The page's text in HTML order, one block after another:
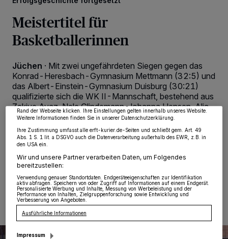
Meistertitel für
Basketballerinnen
Jüchen · Mit zwei ungefährdeten Siegen gegen das
Konrad-Heresbach-Gymnasium Mettmann (32:5) und
das Albert-Einstein-Gymnasium Duisburg (30:21)
qualifizierte sich die WK II-Mannschaft, bestehend aus
Zekiye Ayaz, Nele Glindemann, Johanna Hensen, Alia
Schön, Hazal Sulaksu, Emma von Hagen und Lina
Wermann, für die Landesmeisterschaften am 15.
Februar in Duisburg.
04.02.2022 , 11:41 Uhr Eine Minute Lesezeit
von OK aktivieren Sie Tracking-Technologien für die unter „Wir und unsere
Partner verarbeiten Daten, um Ihnen Dienste bereitzustellen“ aufgeführten
Zwecke. Wenn Tracker deaktiviert sind, sind manche Inhalte und Anzeigen
möglicherweise nicht mehr so relevant für Sie. Sie können dieses Menü jederzeit
wieder aufrufen, um Ihre Einstellungen zu ändern oder Ihre Einwilligung zu
widerrufen, indem Sie auf den Link Einstellungen oder Ablehnen am unteren
Rand der Webseite klicken. Ihre Einstellungen gelten innerhalb unseres Website.
Weitere Informationen finden Sie in unserer Datenschutzerklärung.
Ihre Zustimmung umfasst alle erft-kurier.de-Seiten und schließt gem. Art. 49
Abs. 1 S. 1 lit. a DSGVO auch die Datenverarbeitung außerhalb des EWR, z.B. in
den USA ein.
Wir und unsere Partner verarbeiten Daten, um Folgendes
bereitzustellen:
Verwendung genauer Standortdaten. Endgeräteeigenschaften zur Identifikation
aktiv abfragen. Speichern von oder Zugriff auf Informationen auf einem Endgerät.
Personalisierte Werbung und Inhalte, Messung von Werbeleistung und der
Performance von Inhalten, Zielgruppenforschung sowie Entwicklung und
Verbesserung von Angeboten.
Ausführliche Informationen
Impressum